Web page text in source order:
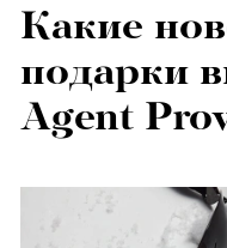
Какие
подарки
Agent